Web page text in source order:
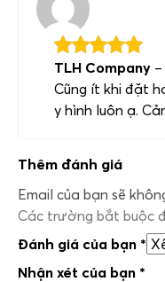
TLH Company –
Cũng ít khi đặt
y hình luôn ạ.
Thêm đánh giá
Email của bạn sẽ
Các trường bắt buộc
Đánh giá của bạn *
Nhận xét của bạn *